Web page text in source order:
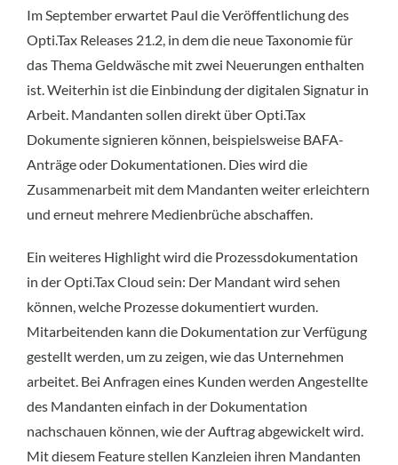
Im September erwartet Paul die Veröffentlichung des
Opti.Tax Releases 21.2, in dem die neue Taxonomie für
das Thema Geldwäsche mit zwei Neuerungen enthalten
ist. Weiterhin ist die Einbindung der digitalen Signatur in
Arbeit. Mandanten sollen direkt über Opti.Tax
Dokumente signieren können, beispielsweise BAFA-
Anträge oder Dokumentationen. Dies wird die
Zusammenarbeit mit dem Mandanten weiter erleichtern
und erneut mehrere Medienbrüche abschaffen.
Ein weiteres Highlight wird die Prozessdokumentation
in der Opti.Tax Cloud sein: Der Mandant wird sehen
können, welche Prozesse dokumentiert wurden.
Mitarbeitenden kann die Dokumentation zur Verfügung
gestellt werden, um zu zeigen, wie das Unternehmen
arbeitet. Bei Anfragen eines Kunden werden Angestellte
des Mandanten einfach in der Dokumentation
nachschauen können, wie der Auftrag abgewickelt wird.
Mit diesem Feature stellen Kanzleien ihren Mandanten